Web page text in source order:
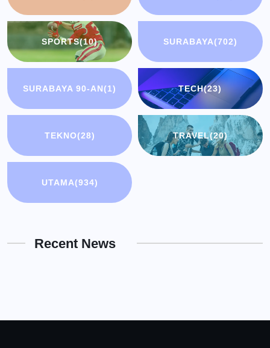
SPORTS(10) SURABAYA(702)
SURABAYA 90-AN(1) TECH(23)
TEKNO(28) TRAVEL(20)
UTAMA(934)
Recent News